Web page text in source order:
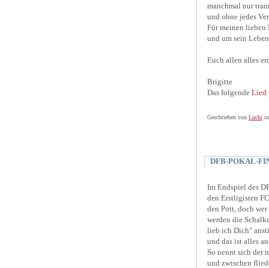
manchmal nur
und ohne jedes
Für meinen
und um sein
Euch allen alles
Brigitte
Das folgendeLied
Geschrieben vonLucki
DFB-POKAL-
Im Endspiel des
den Erstligisten
den Pott, doch
werden die
lieb ich Dich"
und das ist alles
So nennt sich der
und zwischen